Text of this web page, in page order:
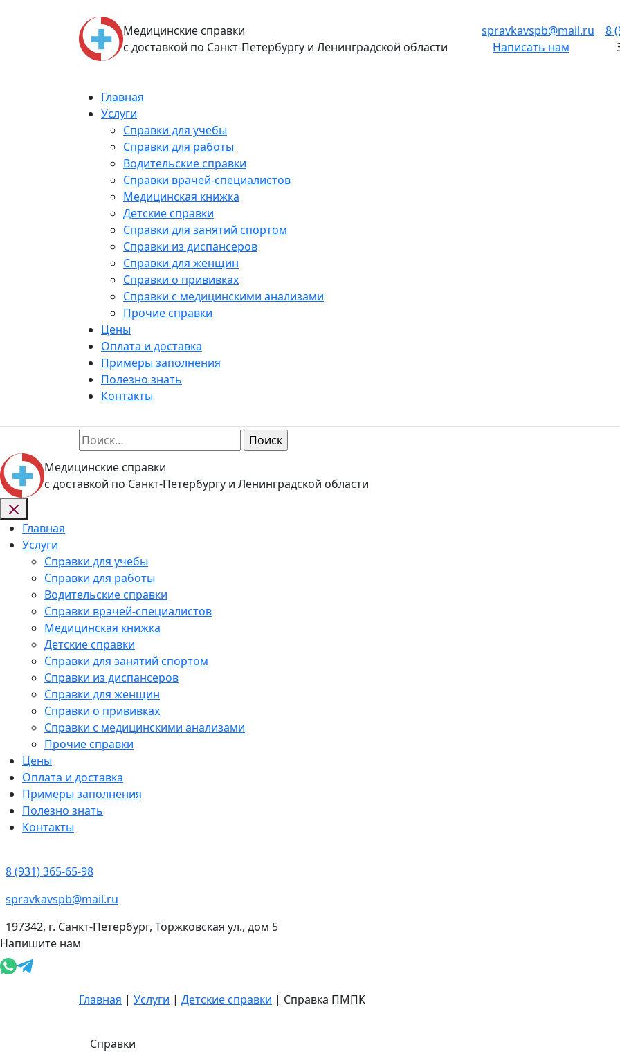
Медицинские справки
с доставкой по Санкт-Петербургу и Ленинградской области
spravkavspb@mail.ru
Написать нам
8
Главная
Услуги
Справки для учебы
Справки для работы
Водительские справки
Справки врачей-специалистов
Медицинская книжка
Детские справки
Справки для занятий спортом
Справки из диспансеров
Справки для женщин
Справки о прививках
Справки с медицинскими анализами
Прочие справки
Цены
Оплата и доставка
Примеры заполнения
Полезно знать
Контакты
Найти:
Медицинские справки
с доставкой по Санкт-Петербургу и Ленинградской области
Главная
Услуги
Справки для учебы
Справки для работы
Водительские справки
Справки врачей-специалистов
Медицинская книжка
Детские справки
Справки для занятий спортом
Справки из диспансеров
Справки для женщин
Справки о прививках
Справки с медицинскими анализами
Прочие справки
Цены
Оплата и доставка
Примеры заполнения
Полезно знать
Контакты
8 (931) 365-65-98
spravkavspb@mail.ru
197342, г. Санкт-Петербург, Торжковская ул., дом 5
Напишите нам
Главная | Услуги | Детские справки | Справка ПМПК
Справки